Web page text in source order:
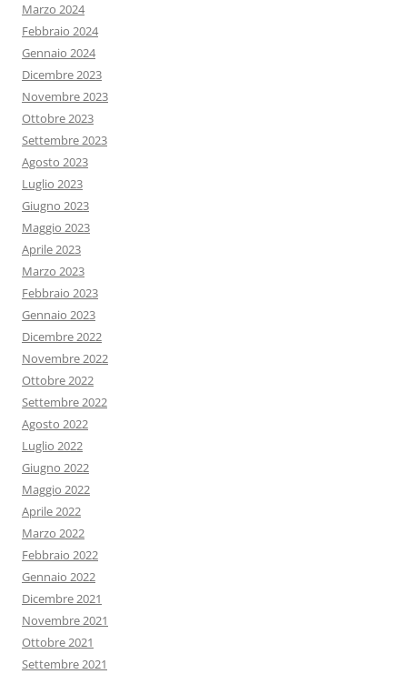
Marzo 2024
Febbraio 2024
Gennaio 2024
Dicembre 2023
Novembre 2023
Ottobre 2023
Settembre 2023
Agosto 2023
Luglio 2023
Giugno 2023
Maggio 2023
Aprile 2023
Marzo 2023
Febbraio 2023
Gennaio 2023
Dicembre 2022
Novembre 2022
Ottobre 2022
Settembre 2022
Agosto 2022
Luglio 2022
Giugno 2022
Maggio 2022
Aprile 2022
Marzo 2022
Febbraio 2022
Gennaio 2022
Dicembre 2021
Novembre 2021
Ottobre 2021
Settembre 2021